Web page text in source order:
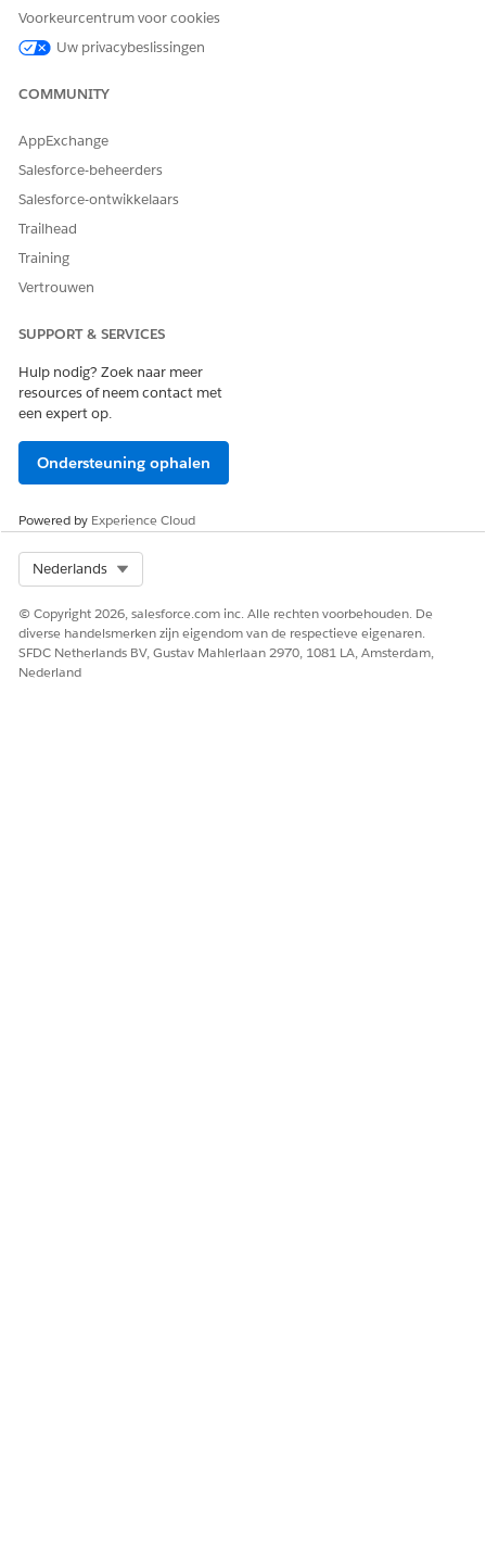
toegang tot de licentie op uw openbare portal.
HEEFT DIT ARTIKEL UW PROBLEEM OPGELOST?
Voorkeurcentrum voor cookies
Uw privacybeslissingen
COMMUNITY
AppExchange
Salesforce-beheerders
Salesforce-ontwikkelaars
Trailhead
Training
Vertrouwen
SUPPORT & SERVICES
Hulp nodig? Zoek naar meer
resources of neem contact met
een expert op.
Ondersteuning ophalen
Powered by Experience Cloud
Nederlands
© Copyright 2026, salesforce.com inc. Alle rechten voorbehouden. De
diverse handelsmerken zijn eigendom van de respectieve eigenaren.
SFDC Netherlands BV, Gustav Mahlerlaan 2970, 1081 LA, Amsterdam,
Nederland